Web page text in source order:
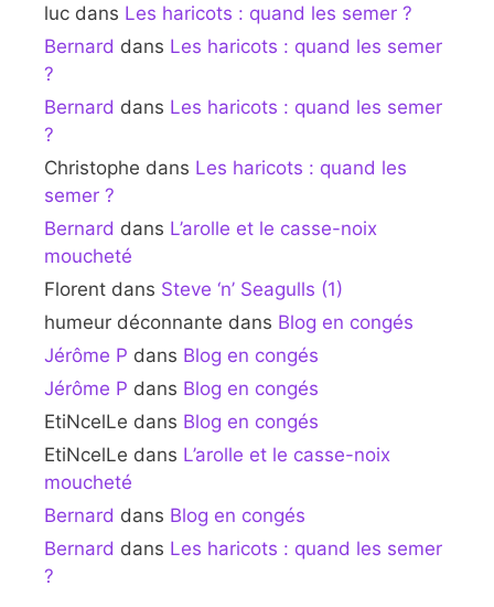
luc dans Les haricots : quand les semer ?
Bernard dans Les haricots : quand les semer
?
Bernard dans Les haricots : quand les semer
?
Christophe dans Les haricots : quand les
semer ?
Bernard dans L’arolle et le casse-noix
moucheté
Florent dans Steve ‘n’ Seagulls (1)
humeur déconnante dans Blog en congés
Jérôme P dans Blog en congés
Jérôme P dans Blog en congés
EtiNcelLe dans Blog en congés
EtiNcelLe dans L’arolle et le casse-noix
moucheté
Bernard dans Blog en congés
Bernard dans Les haricots : quand les semer
?